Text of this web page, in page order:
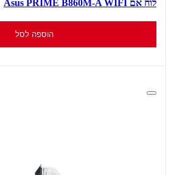
לוח אם Asus PRIME B860M-A WIFI
הוספה לסל